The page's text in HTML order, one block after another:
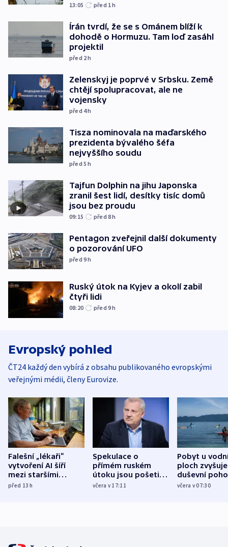
13:05 před 1h
Írán tvrdí, že se s Ománem blíží k
dohodě o Hormuzu. Tam loď zasáhl
projektil
před 2h
Zelenskyj je poprvé v Srbsku. Země
chtějí spolupracovat, ale ne
vojensky
před 4h
Tisza nominovala na maďarského
prezidenta bývalého šéfa
nejvyššího soudu
před 5h
Tajfun Dolphin na jihu Japonska
zranil šest lidí, desítky tisíc domů
jsou bez proudu
09:15 před 8h
Pentagon zveřejnil další dokumenty
o pozorování UFO
před 9h
Ruský útok na Kyjev a okolí zabil
čtyři lidi
08:20 před 9h
Evropský pohled
ČT24 každý den vybírá z obsahu publikovaného evropskými
veřejnými médii, členy Eurovize.
Falešní „lékaři“
vytvoření AI šíří
mezi staršími
Poláky nebezpečné
před 13h
Spekulace o
přímém ruském
útoku jsou pošetilé,
míní estonský
včera v 17:11
Pobyt u
ploch zvyšuje
duševní
ukázala
včera v 07:30